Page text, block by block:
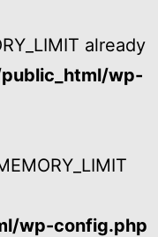
already
wp-
wp-config.php